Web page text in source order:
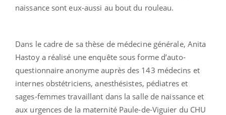
naissance sont eux-aussi au bout du rouleau.
Dans le cadre de sa thèse de médecine générale, Anita
Hastoy a réalisé une enquête sous forme d’auto-
questionnaire anonyme auprès des 143 médecins et
internes obstétriciens, anesthésistes, pédiatres et
sages-femmes travaillant dans la salle de naissance et
aux urgences de la maternité Paule-de-Viguier du CHU